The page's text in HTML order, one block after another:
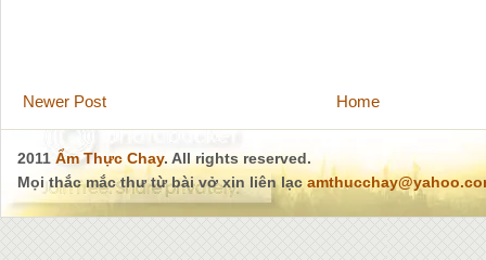
Newer Post Home
2011 Ẩm Thực Chay. All rights reserved.
Mọi thắc mắc thư từ bài vở xin liên lạc